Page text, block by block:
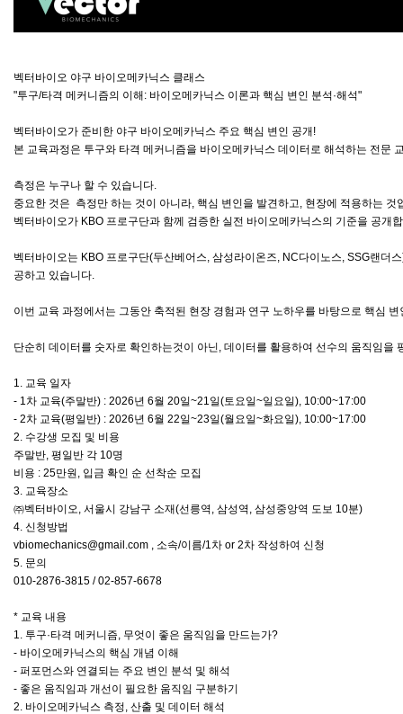
벡터바이오 야구 바이오메카닉스 클래스
"투구/타격 메커니즘의 이해: 바이오메카닉스 이론과 핵심 변인 분석·해석"
벡터바이오가 준비한 야구 바이오메카닉스 주요 핵심 변인 공개!
본 교육과정은 투구와 타격 메커니즘을 바이오메카닉스 데이터로 해석하는 전문
측정은 누구나 할 수 있습니다.
중요한 것은 측정만 하는 것이 아니라, 핵심 변인을 발견하고, 현장에 적용하는 것
벡터바이오가 KBO 프로구단과 함께 검증한 실전 바이오메카닉스의 기준을 공개
벡터바이오는 KBO 프로구단(두산베어스, 삼성라이온즈, NC다이노스, SSG랜더
공하고 있습니다.
이번 교육 과정에서는 그동안 축적된 현장 경험과 연구 노하우를 바탕으로 핵심
단순히 데이터를 숫자로 확인하는것이 아닌, 데이터를 활용하여 선수의 움직임을
1. 교육 일자
- 1차 교육(주말반) : 2026년 6월 20일~21일(토요일~일요일), 10:00~17:00
- 2차 교육(평일반) : 2026년 6월 22일~23일(월요일~화요일), 10:00~17:00
2. 수강생 모집 및 비용
주말반, 평일반 각 10명
비용 : 25만원, 입금 확인 순 선착순 모집
3. 교육장소
㈜벡터바이오, 서울시 강남구 소재(선릉역, 삼성역, 삼성중앙역 도보 10분)
4. 신청방법
vbiomechanics@gmail.com , 소속/이름/1차 or 2차 작성하여 신청
5. 문의
010-2876-3815 / 02-857-6678
* 교육 내용
1. 투구·타격 메커니즘, 무엇이 좋은 움직임을 만드는가?
- 바이오메카닉스의 핵심 개념 이해
- 퍼포먼스와 연결되는 주요 변인 분석 및 해석
- 좋은 움직임과 개선이 필요한 움직임 구분하기
2. 바이오메카닉스 측정, 산출 및 데이터 해석